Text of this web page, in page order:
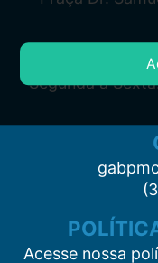
Segunda à
Acesse nossa